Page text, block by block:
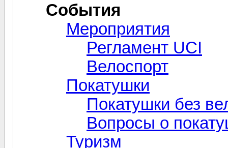
События
Мероприятия
Регламент UCI
Велоспорт
Покатушки
Покатушки без
Вопросы о
Туризм